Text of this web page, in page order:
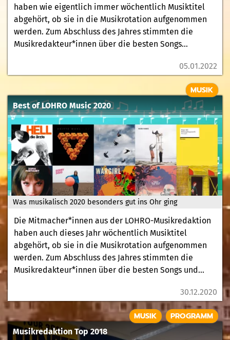
haben wie eigentlich immer wöchentlich Musiktitel
abgehört, ob sie in die Musikrotation aufgenommen
werden. Zum Abschluss des Jahres stimmten die
Musikredakteur*innen über die besten Songs...
05.01.2022
Was musikalisch 2020 besonders gut ins Ohr ging
Best of LOHRO Music 2020
MUSIK
Die Mitmacher*innen aus der LOHRO-Musikredaktion
haben auch dieses Jahr wöchentlich Musiktitel
abgehört, ob sie in die Musikrotation aufgenommen
werden. Zum Abschluss des Jahres stimmten die
Musikredakteur*innen über die besten Songs und...
30.12.2020
Musikredaktion Top 2018
MUSIK PROGRAMM